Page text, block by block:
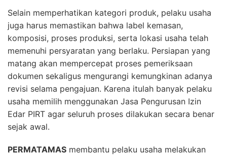
Selain memperhatikan kategori produk, pelaku usaha
juga harus memastikan bahwa label kemasan,
komposisi, proses produksi, serta lokasi usaha telah
memenuhi persyaratan yang berlaku. Persiapan yang
matang akan mempercepat proses pemeriksaan
dokumen sekaligus mengurangi kemungkinan adanya
revisi selama pengajuan. Karena itulah banyak pelaku
usaha memilih menggunakan Jasa Pengurusan Izin
Edar PIRT agar seluruh proses dilakukan secara benar
sejak awal.
PERMATAMAS membantu pelaku usaha melakukan